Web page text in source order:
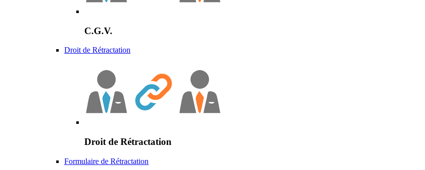
C.G.V.
Droit de Rétractation
Droit de Rétractation
Formulaire de Rétractation